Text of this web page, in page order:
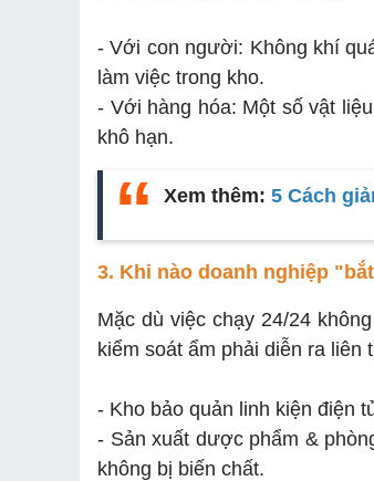
- Với con người: Không khí
làm việc trong kho.
- Với hàng hóa: Một số vật
khô hạn.
Xem thêm: 5 Cách
3. Khi nào doanh nghiệp
Mặc dù việc chạy 24/24
kiểm soát ẩm phải diễn ra
- Kho bảo quản linh kiện điện
- Sản xuất dược phẩm &
không bị biến chất.